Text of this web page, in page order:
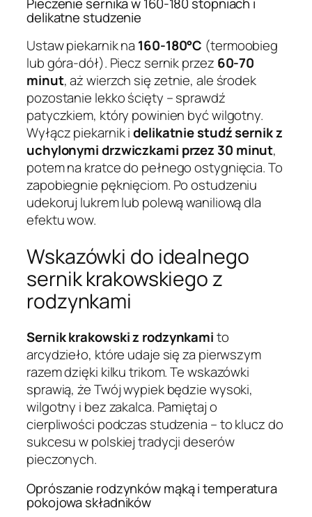
delikatne studzenie
Ustaw piekarnik na 160-180°C (termoobieg
lub góra-dół). Piecz sernik przez 60-70
minut, aż wierzch się zetnie, ale środek
pozostanie lekko ścięty – sprawdź
patyczkiem, który powinien być wilgotny.
Wyłącz piekarnik idelikatnie studź sernik z
uchylonymi drzwiczkami przez 30 minut,
potem na kratce do pełnego ostygnięcia. To
zapobiegnie pęknięciom. Po ostudzeniu
udekoruj lukrem lub polewą waniliową dla
efektu wow.
Wskazówki do idealnego
sernik krakowskiego z
rodzynkami
Sernik krakowski z rodzynkamito
arcydzieło, które udaje się za pierwszym
razem dzięki kilku trikom. Te wskazówki
sprawią, że Twój wypiek będzie wysoki,
wilgotny i bez zakalca. Pamiętaj o
cierpliwości podczas studzenia – to klucz do
sukcesu w polskiej tradycji deserów
pieczonych.
Oprószanie rodzynków mąką i temperatura
pokojowa składników